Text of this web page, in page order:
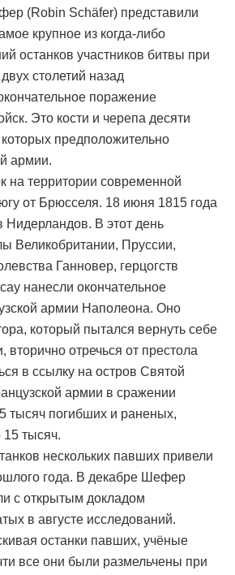
(Robin Schäfer) представили
крупное из когда-либо
останков участников битвы при
столетий назад
поражение
Это кости и черепа десяти
которых предположительно
армии.
на территории современной
от Брюсселя. 18 июня 1815 года
Нидерландов. В этот день
Великобритании, Пруссии,
Ганновер, герцогств
нанесли окончательное
армии Наполеона. Оно
который пытался вернуть себе
вторично отречься от престола
в ссылку на остров Святой
армии в сражении
тысяч погибших и раненых,
15 тысяч.
нескольких павших привели
года. В декабре Шефер
с открытым докладом
в августе исследований.
останки павших, учёные
все они были размельчены при